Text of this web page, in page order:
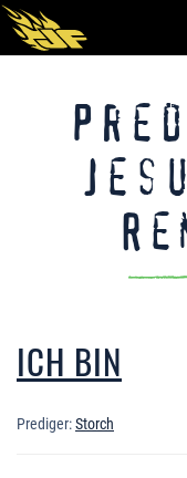
ICH BIN
Prediger:Storch